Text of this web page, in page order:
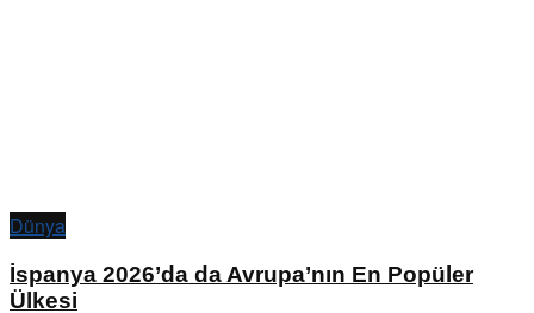
Dünya
İspanya 2026’da da Avrupa’nın En Popüler
Ülkesi